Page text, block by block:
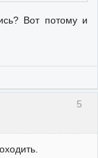
Вот потому и
5